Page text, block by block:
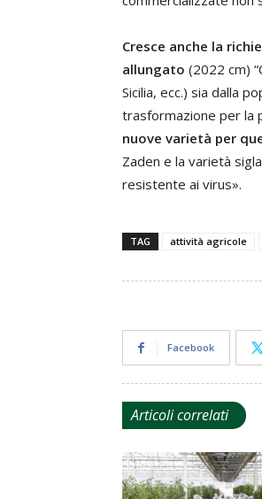
Cresce anche la
allungato (2022 cm)
Sicilia, ecc.) sia dalla
trasformazione per la
nuove varietà per
Zaden e la varietà
resistente ai virus».
TAG attività agricole
Facebook
Articoli correlati